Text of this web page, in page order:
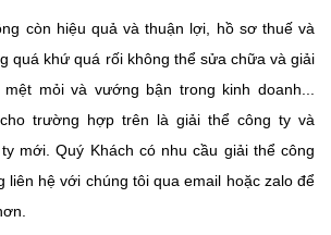
còn hiệu quả và thuận lợi, hồ sơ thuế và
quá khứ quá rối không thể sửa chữa và giải
mỏi và vướng bận trong kinh doanh...
trường hợp trên là giải thể công ty và
mới. Quý Khách có nhu cầu giải thể công
liên hệ với chúng tôi qua email hoặc zalo để